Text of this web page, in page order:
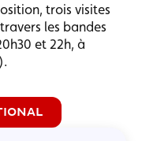
trois visites
les bandes
et 22h, à